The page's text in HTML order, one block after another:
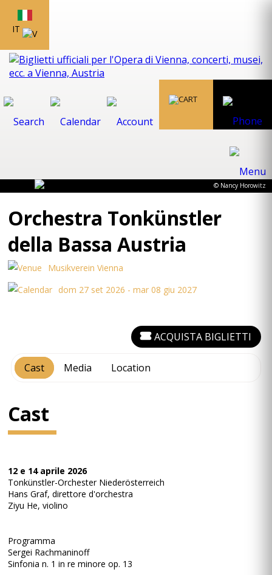
IT
© Nancy Horowitz
Orchestra Tonkünstler
della Bassa Austria
Musikverein Vienna
dom 27 set 2026 - mar 08 giu 2027
Cast Media Location
ACQUISTA BIGLIETTI
Cast
12 e 14 aprile 2026
Tonkünstler-Orchester Niederösterreich
Hans Graf, direttore d'orchestra
Ziyu He, violino
Programma
Sergei Rachmaninoff
Sinfonia n. 1 in re minore op. 13